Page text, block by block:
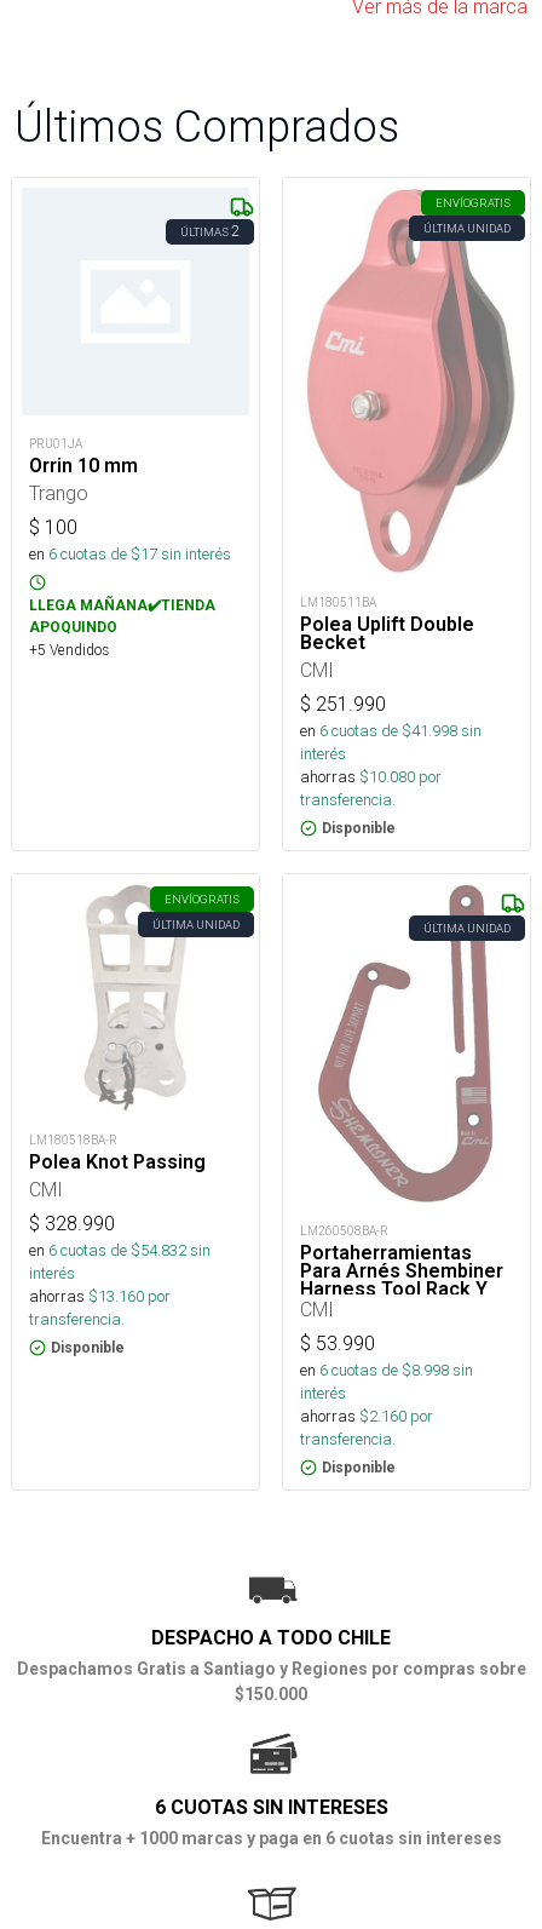
Ver más de la marca
Últimos Comprados
ÚLTIMAS2
PRU01JA
Orrin 10 mm
Trango
$ 100
en 6cuotas de $17sin interés
LLEGA MAÑANA✔️TIENDA
APOQUINDO
+5 Vendidos
ENVÍOGRATIS
ÚLTIMA UNIDAD
LM180511BA
Polea Uplift Double
Becket
CMI
$ 251.990
en 6cuotas de $41.998sin
interés
ahorras $10.080 por
transferencia.
Disponible
ENVÍOGRATIS
ÚLTIMA UNIDAD
LM180518BA-R
Polea Knot Passing
CMI
$ 328.990
en 6cuotas de $54.832sin
interés
ahorras $13.160 por
transferencia.
Disponible
ÚLTIMA UNIDAD
LM260508BA-R
Portaherramientas
Para Arnés Shembiner
Harness Tool Rack Y
Arborismo
CMI
$ 53.990
en 6cuotas de $8.998sin
interés
ahorras $2.160 por
transferencia.
Disponible
DESPACHO A TODO CHILE
Despachamos Gratis a Santiago y Regiones por compras sobre
$150.000
6 CUOTAS SIN INTERESES
Encuentra + 1000 marcas y paga en 6 cuotas sin intereses